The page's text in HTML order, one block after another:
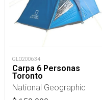
GLO200634
Carpa 6 Personas
Toronto
National Geographic